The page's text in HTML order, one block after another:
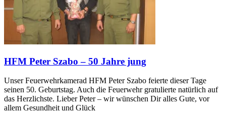
HFM Peter Szabo – 50 Jahre jung
Unser Feuerwehrkamerad HFM Peter Szabo feierte dieser Tage
seinen 50. Geburtstag. Auch die Feuerwehr gratulierte natürlich auf
das Herzlichste. Lieber Peter – wir wünschen Dir alles Gute, vor
allem Gesundheit und Glück